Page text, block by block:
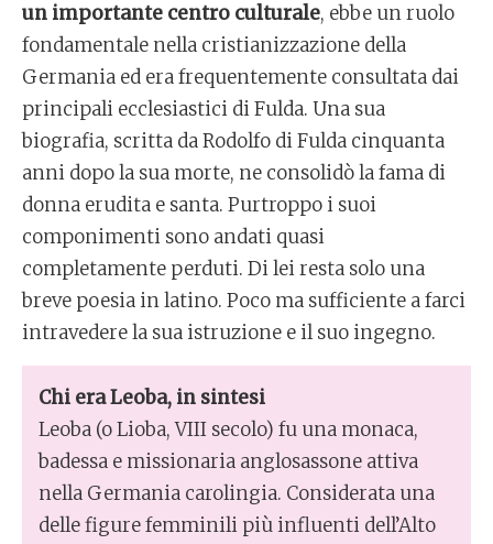
un importante centro culturale, ebbe un ruolo
fondamentale nella cristianizzazione della
Germania ed era frequentemente consultata dai
principali ecclesiastici di Fulda. Una sua
biografia, scritta da Rodolfo di Fulda cinquanta
anni dopo la sua morte, ne consolidò la fama di
donna erudita e santa. Purtroppo i suoi
componimenti sono andati quasi
completamente perduti. Di lei resta solo una
breve poesia in latino. Poco ma sufficiente a farci
intravedere la sua istruzione e il suo ingegno.
Chi era Leoba, in sintesi
Leoba (o Lioba, VIII secolo) fu una monaca,
badessa e missionaria anglosassone attiva
nella Germania carolingia. Considerata una
delle figure femminili più influenti dell’Alto